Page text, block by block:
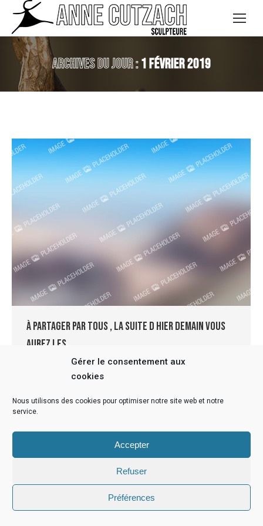
Gérer le consentement aux
cookies
Nous utilisons des cookies pour optimiser notre site web et notre
service.
Accepter
Refuser
Préférences
Archives du jour :1 février 2019
À partager par tous , la suite d hier demain vous
aurez les…
radius 1 février 2019
[ad_1] À partager par tous , la suite d hier demain
vous aurez les dates! [ad_2]
Infos légales
© 2022 - Anne Cutzach | Réalisation Radius Design